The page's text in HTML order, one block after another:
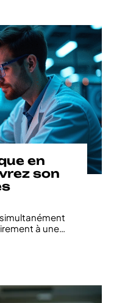
en
son
à une…